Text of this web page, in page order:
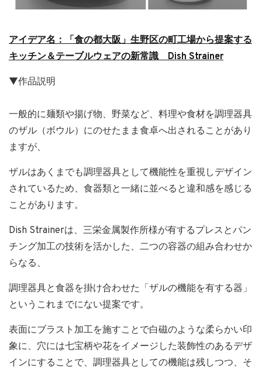
アイデア名：「食の都大阪」生野区の町工場から提案する
キッチン＆テーブルウェアの新常識 Dish Strainer
▼作品説明
一般的に麺類や揚げ物、野菜など、料理や食材を調理器具
のザル（ボウル）にのせたまま食卓へ出されることがあり
ますが、
ザルはあくまでも調理器具として機能性を重視しデザイン
されているため、食器類と一緒に並べると違和感を感じる
ことがあります。
Dish Strainerは、三栄金属製作所様が有するプレスとパン
チング加工の技術を活かした、二つの容器の組み合わせか
らなる、
調理器具と食器を掛け合わせた「ザルの機能を有する器」
というこれまでにない提案です。
表面にブラスト加工を施すことで白磁のような柔らかい印
象に、穴には七宝柄や花をイメージした装飾性のあるデザ
インにすることで、調理器具としての機能は残しつつ、そ